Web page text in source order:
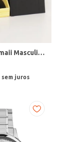
Relógio Mormaii Masculino PRETO